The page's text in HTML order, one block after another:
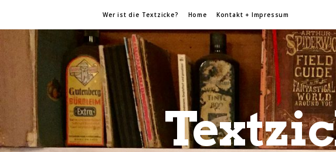
Wer ist die Textzicke? Home Kontakt + Impressum